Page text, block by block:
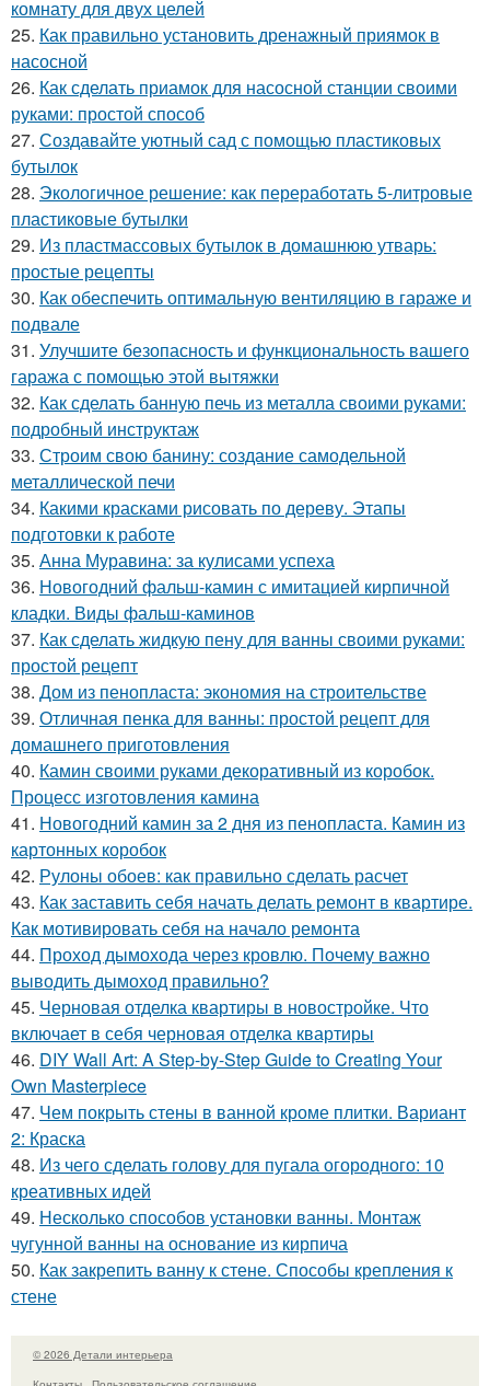
комнату для двух целей
25. Как правильно установить дренажный приямок в
насосной
26. Как сделать приамок для насосной станции своими
руками: простой способ
27. Создавайте уютный сад с помощью пластиковых
бутылок
28. Экологичное решение: как переработать 5-литровые
пластиковые бутылки
29. Из пластмассовых бутылок в домашнюю утварь:
простые рецепты
30. Как обеспечить оптимальную вентиляцию в гараже и
подвале
31. Улучшите безопасность и функциональность вашего
гаража с помощью этой вытяжки
32. Как сделать банную печь из металла своими руками:
подробный инструктаж
33. Строим свою банину: создание самодельной
металлической печи
34. Какими красками рисовать по дереву. Этапы
подготовки к работе
35. Анна Муравина: за кулисами успеха
36. Новогодний фальш-камин с имитацией кирпичной
кладки. Виды фальш-каминов
37. Как сделать жидкую пену для ванны своими руками:
простой рецепт
38. Дом из пенопласта: экономия на строительстве
39. Отличная пенка для ванны: простой рецепт для
домашнего приготовления
40. Камин своими руками декоративный из коробок.
Процесс изготовления камина
41. Новогодний камин за 2 дня из пенопласта. Камин из
картонных коробок
42. Рулоны обоев: как правильно сделать расчет
43. Как заставить себя начать делать ремонт в квартире.
Как мотивировать себя на начало ремонта
44. Проход дымохода через кровлю. Почему важно
выводить дымоход правильно?
45. Черновая отделка квартиры в новостройке. Что
включает в себя черновая отделка квартиры
46. DIY Wall Art: A Step-by-Step Guide to Creating Your
Own Masterpiece
47. Чем покрыть стены в ванной кроме плитки. Вариант
2: Краска
48. Из чего сделать голову для пугала огородного: 10
креативных идей
49. Несколько способов установки ванны. Монтаж
чугунной ванны на основание из кирпича
50. Как закрепить ванну к стене. Способы крепления к
стене
© 2026 Детали интерьера